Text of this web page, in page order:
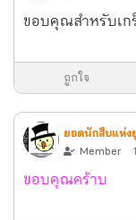
ขอบคุณสำหรับเก
ถูกใจ
ยอดนักสืบแห่ง
Member
ขอบคุณคร้าบ